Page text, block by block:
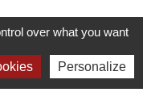
over what you want
Personalize